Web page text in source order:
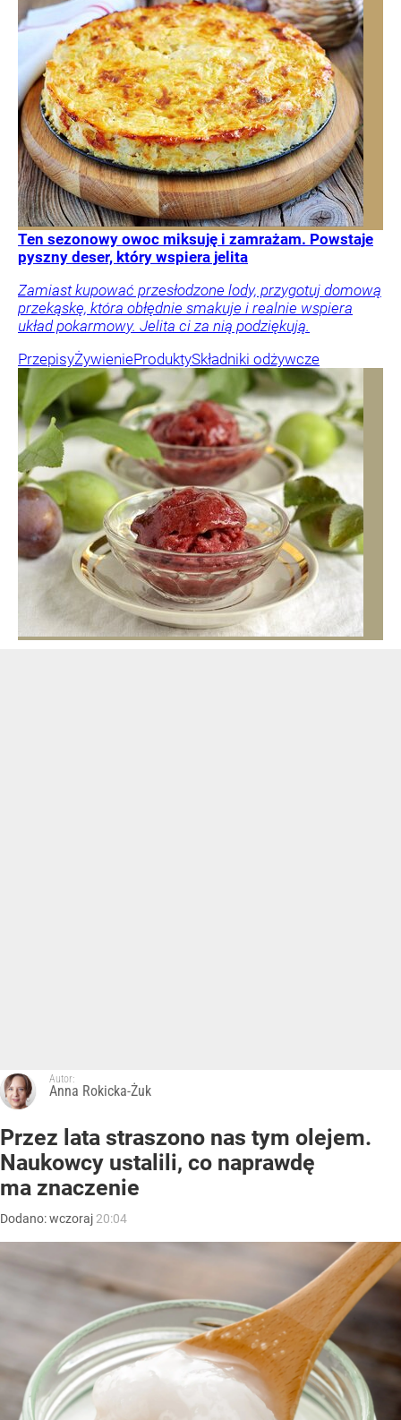
Ten sezonowy owoc miksuję i zamrażam. Powstaje
pyszny deser, który wspiera jelita
Zamiast kupować przesłodzone lody, przygotuj domową
przekąskę, która obłędnie smakuje i realnie wspiera
układ pokarmowy. Jelita ci za nią podziękują.
PrzepisyŻywienieProduktySkładniki odżywcze
Autor:
Anna Rokicka-Żuk
Przez lata straszono nas tym olejem.
Naukowcy ustalili, co naprawdę
ma znaczenie
Dodano:wczoraj 20:04